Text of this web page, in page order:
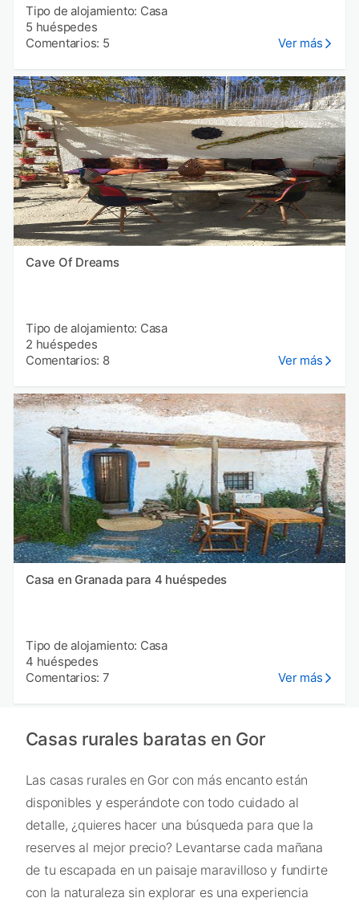
Tipo de alojamiento: Casa
5 huéspedes
Comentarios: 5
Ver más
Cave Of Dreams
Tipo de alojamiento: Casa
2 huéspedes
Comentarios: 8
Ver más
Casa en Granada para 4 huéspedes
Tipo de alojamiento: Casa
4 huéspedes
Comentarios: 7
Ver más
Casas rurales baratas en Gor
Las casas rurales en Gor con más encanto están
disponibles y esperándote con todo cuidado al
detalle, ¿quieres hacer una búsqueda para que la
reserves al mejor precio? Levantarse cada mañana
de tu escapada en un paisaje maravilloso y fundirte
con la naturaleza sin explorar es una experiencia